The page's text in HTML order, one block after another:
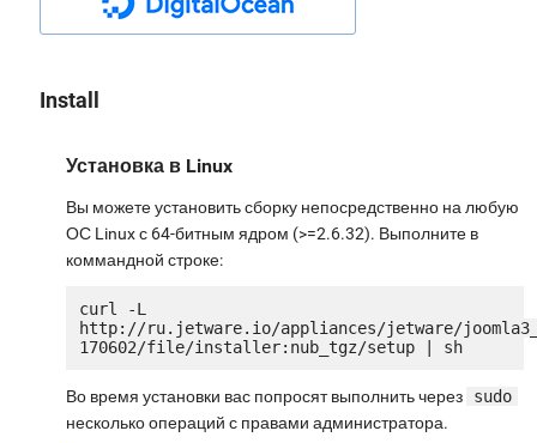
Install
Установка в Linux
Вы можете установить сборку непосредственно на любую
ОС Linux с 64-битным ядром (>=2.6.32). Выполните в
коммандной строке:
curl -L
http://ru.jetware.io/appliances/jetware/
Во время установки вас попросят выполнить через
sudo
несколько операций с правами администратора.